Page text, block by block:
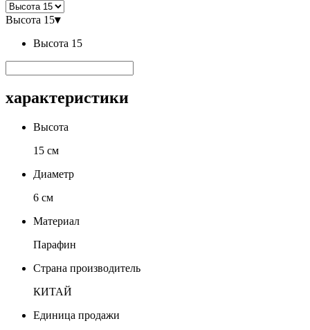
Высота 15▾
Высота 15
характеристики
Высота
15 см
Диаметр
6 см
Материал
Парафин
Страна производитель
КИТАЙ
Единица продажи